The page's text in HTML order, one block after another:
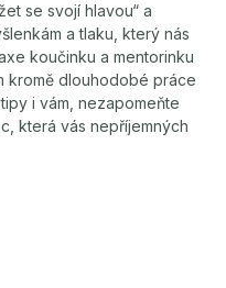
se svojí hlavou“ a
a tlaku, který nás
koučinku a mentorinku
kromě dlouhodobé práce
i vám, nezapomeňte
která vás nepříjemných